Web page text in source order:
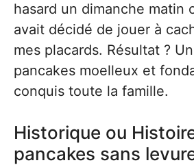
hasard un dimanche matin
avait décidé de jouer à
mes placards. Résultat ?
pancakes moelleux et
conquis toute la famille.
Historique ou
pancakes sans